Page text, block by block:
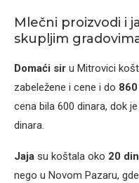
Mlečni proizvodi i
skupljim
Domaći sir u Mitrovici
zabeležene i cene i do
cena bila 600 dinara, dok
dinara.
Jaja su koštala oko 20
nego u Novom Pazaru,